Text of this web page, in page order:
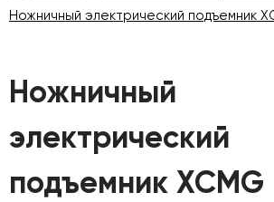
Ножничный электрический подъемник
Ножничный
электрический
подъемник XCMG